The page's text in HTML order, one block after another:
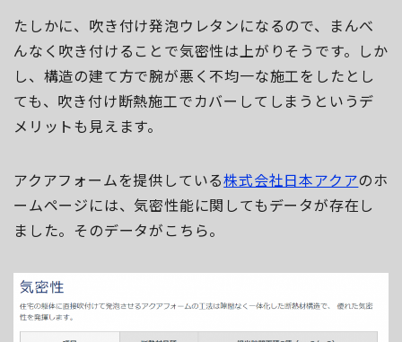
たしかに、吹き付け発泡ウレタンになるので、まんべ
んなく吹き付けることで気密性は上がりそうです。しか
し、構造の建て方で腕が悪く不均一な施工をしたとし
ても、吹き付け断熱施工でカバーしてしまうというデ
メリットも見えます。
アクアフォームを提供している株式会社日本アクアのホ
ームページには、気密性能に関してもデータが存在し
ました。そのデータがこちら。